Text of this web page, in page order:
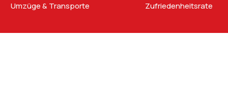
Umzüge & Transporte Zufriedenheitsrate